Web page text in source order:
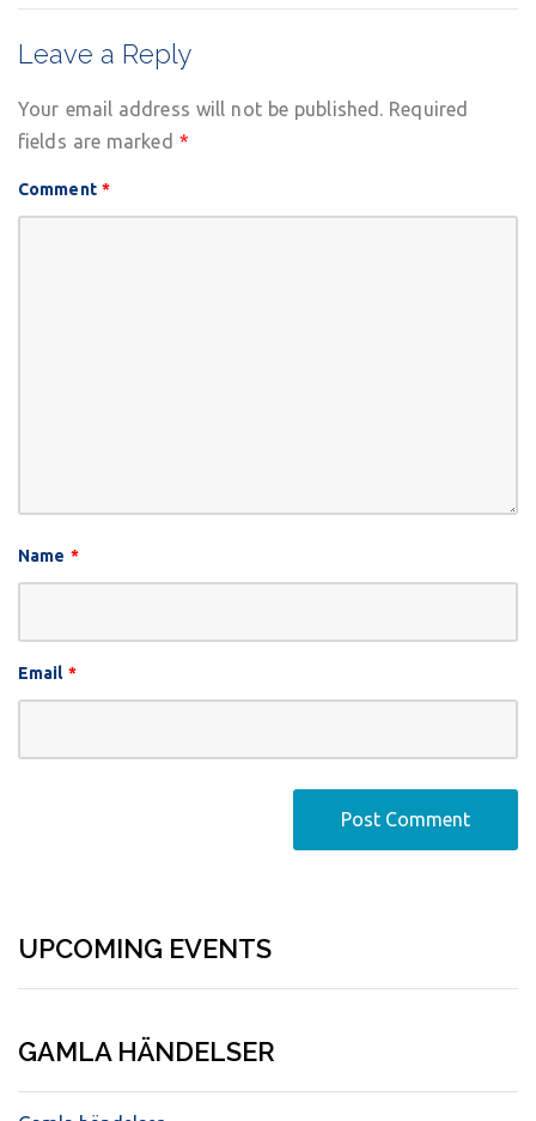
Leave a Reply
Your email address will not be published. Required
fields are marked *
Comment *
Name *
Email *
UPCOMING EVENTS
GAMLA HÄNDELSER